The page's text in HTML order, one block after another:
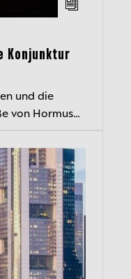
Konjunktur
und die
von Hormus
die